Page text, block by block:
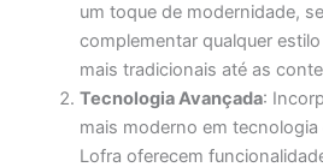
um toque de modernidade,
complementar qualquer
mais tradicionais até as
Tecnologia Avançada:
mais moderno em
Lofra oferecem